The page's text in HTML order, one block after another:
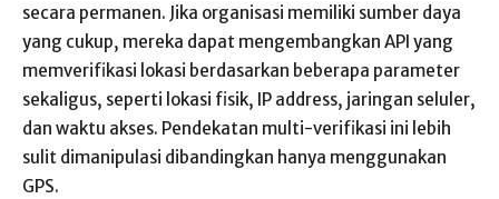
secara permanen. Jika organisasi memiliki sumber daya
yang cukup, mereka dapat mengembangkan API yang
memverifikasi lokasi berdasarkan beberapa parameter
sekaligus, seperti lokasi fisik, IP address, jaringan seluler,
dan waktu akses. Pendekatan multi-verifikasi ini lebih
sulit dimanipulasi dibandingkan hanya menggunakan
GPS.